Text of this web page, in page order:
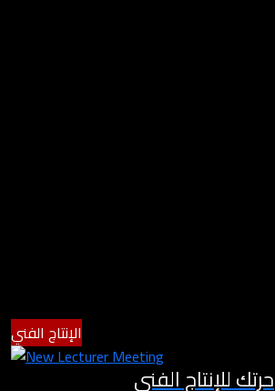
الإنتاج الفني
حرتك للإنتاج الفني